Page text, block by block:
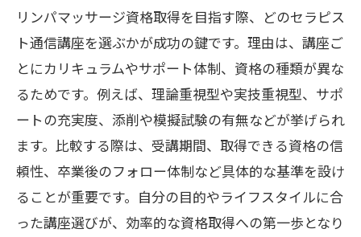
リンパマッサージ資格取得を目指す際、どのセラピス
ト通信講座を選ぶかが成功の鍵です。理由は、講座ご
とにカリキュラムやサポート体制、資格の種類が異な
るためです。例えば、理論重視型や実技重視型、サポ
ートの充実度、添削や模擬試験の有無などが挙げられ
ます。比較する際は、受講期間、取得できる資格の信
頼性、卒業後のフォロー体制など具体的な基準を設け
ることが重要です。自分の目的やライフスタイルに合
った講座選びが、効率的な資格取得への第一歩となり